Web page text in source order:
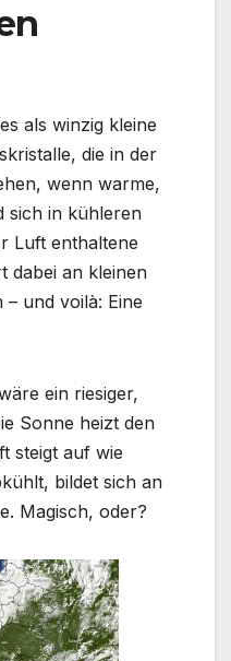
als winzig kleine
die in der
wenn warme,
sich in kühleren
Luft enthaltene
dabei an kleinen
und voilà: Eine
ein riesiger,
Sonne heizt den
steigt auf wie
bildet sich an
Magisch, oder?